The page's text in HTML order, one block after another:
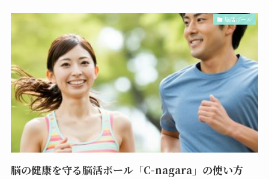
脳活ボール
脳の健康を守る脳活ボール「C-nagara」の使い方